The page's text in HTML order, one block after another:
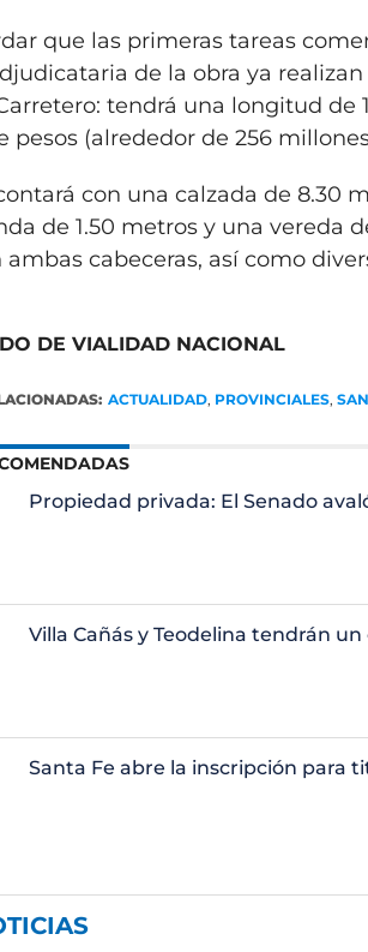
que las primeras tareas
de la obra ya
tendrá una longitud de
pesos (alrededor de 256
con una calzada de 8.30
de 1.50 metros y una vereda
ambas cabeceras, así como
DE VIALIDAD NACIONAL
ACTUALIDAD, PROVINCIALES,
Propiedad privada: El Senado
Villa Cañás y Teodelina tendrán
Santa Fe abre la inscripción para